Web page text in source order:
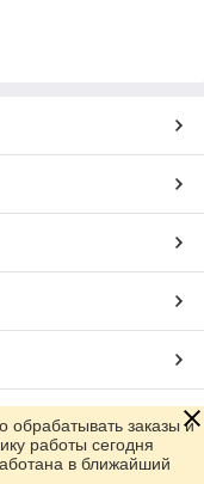
обрабатывать заказы и
работы сегодня
в ближайший